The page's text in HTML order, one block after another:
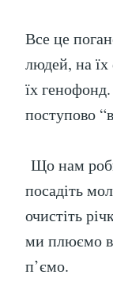
Все це
людей, на їх
їх
поступово
Що нам
посадіть
очистіть
ми плюємо в
п’ємо.